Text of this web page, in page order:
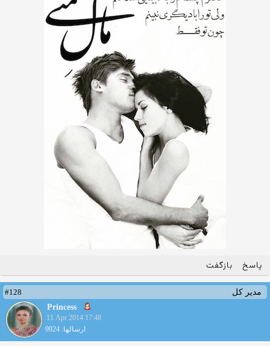
پاسخ بازگفت
مدیر کل
#128
Princess
11 Apr 2014 17:48
ارسالها: 9924